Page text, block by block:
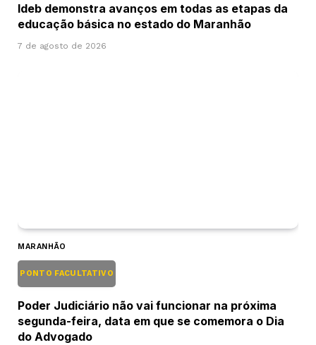
Ideb demonstra avanços em todas as etapas da
educação básica no estado do Maranhão
7 de agosto de 2026
MARANHÃO
PONTO FACULTATIVO
Poder Judiciário não vai funcionar na próxima
segunda-feira, data em que se comemora o Dia
do Advogado